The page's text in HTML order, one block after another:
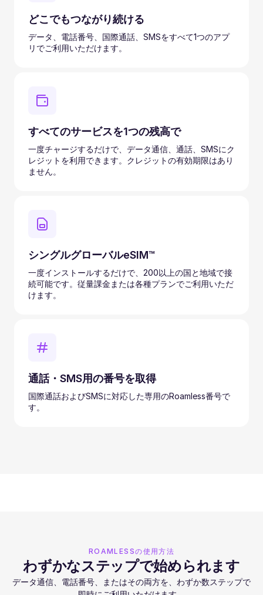
どこでもつながり続ける
データ、電話番号、国際通話、SMSをすべて1つのアプ
リでご利用いただけます。
すべてのサービスを1つの残高で
一度チャージするだけで、データ通信、通話、SMSにク
レジットを利用できます。クレジットの有効期限はあり
ません。
シングルグローバルeSIM™
一度インストールするだけで、200以上の国と地域で接
続可能です。従量課金または各種プランでご利用いただ
けます。
通話・SMS用の番号を取得
国際通話およびSMSに対応した専用のRoamless番号で
す。
ROAMLESSの使用方法
わずかなステップで始められます
データ通信、電話番号、またはその両方を、わずか数ステップで